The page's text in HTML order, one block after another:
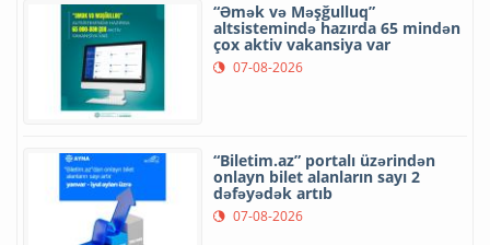
“Əmək və Məşğulluq”
altsistemində hazırda 65 mindən
çox aktiv vakansiya var
07-08-2026
“Biletim.az” portalı üzərindən
onlayn bilet alanların sayı 2
dəfəyədək artıb
07-08-2026